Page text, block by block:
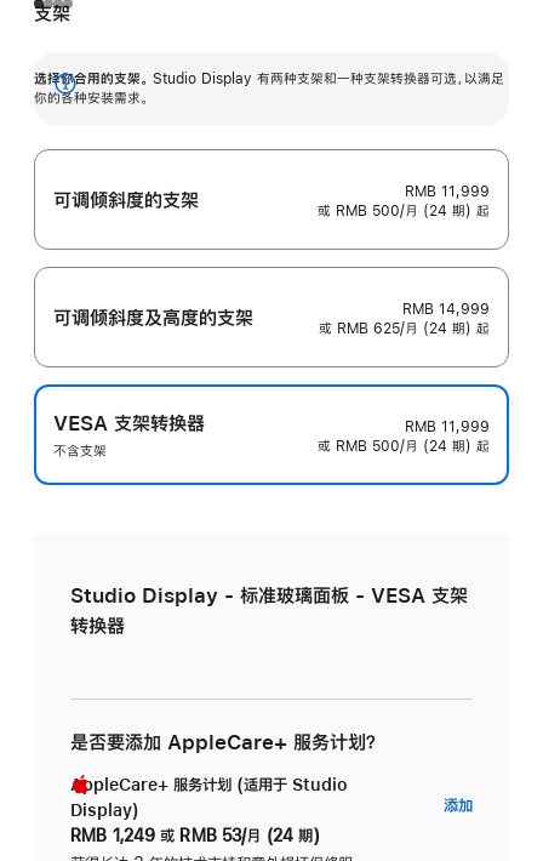
支架
选择你合用的支架。 Studio Display 有两种支架和一种支架转换器可选，以满足
你的各种安装需求。
展
可调倾斜度的支架
RMB 11,999
或 RMB 500/月 (24 期) 起
可调倾斜度及高‍度的支‍架
RMB 14,999
或 RMB 625/月 (24 期) 起
VESA 支架转换器
不含支架
RMB 11,999
或 RMB 500/月 (24 期) 起
Studio Display - 标准玻璃面板 - VESA 支架
转换器
是否要添加 AppleCare+ 服务计划？
AppleCare+ 服务计划 (适用于 Studio
Display)
RMB 1,249 或 RMB 53/月 (24 期)
添加